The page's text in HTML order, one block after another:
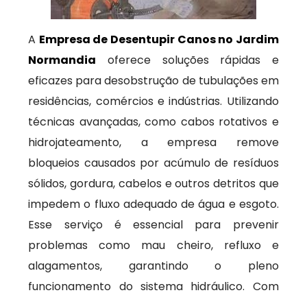
A Empresa de Desentupir Canos no Jardim
Normandia oferece soluções rápidas e
eficazes para desobstrução de tubulações em
residências, comércios e indústrias. Utilizando
técnicas avançadas, como cabos rotativos e
hidrojateamento, a empresa remove
bloqueios causados por acúmulo de resíduos
sólidos, gordura, cabelos e outros detritos que
impedem o fluxo adequado de água e esgoto.
Esse serviço é essencial para prevenir
problemas como mau cheiro, refluxo e
alagamentos, garantindo o pleno
funcionamento do sistema hidráulico. Com